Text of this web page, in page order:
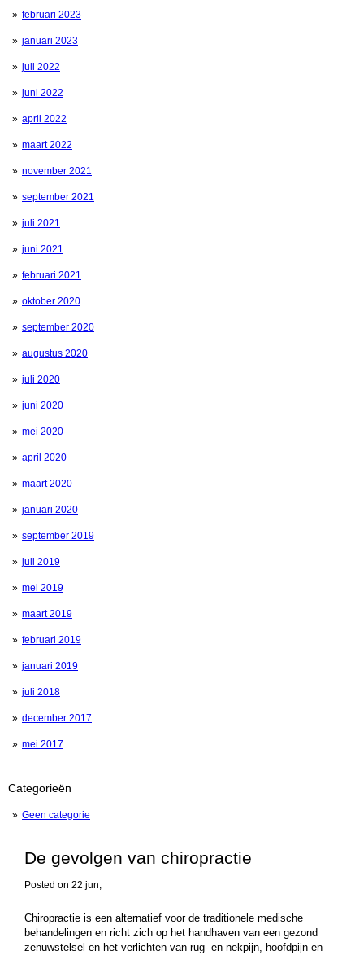
februari 2023
januari 2023
juli 2022
juni 2022
april 2022
maart 2022
november 2021
september 2021
juli 2021
juni 2021
februari 2021
oktober 2020
september 2020
augustus 2020
juli 2020
juni 2020
mei 2020
april 2020
maart 2020
januari 2020
september 2019
juli 2019
mei 2019
maart 2019
februari 2019
januari 2019
juli 2018
december 2017
mei 2017
Categorieën
Geen categorie
De gevolgen van chiropractie
Posted on 22 jun,
Chiropractie is een alternatief voor de traditionele medische
behandelingen en richt zich op het handhaven van een gezond
zenuwstelsel en het verlichten van rug- en nekpijn, hoofdpijn en